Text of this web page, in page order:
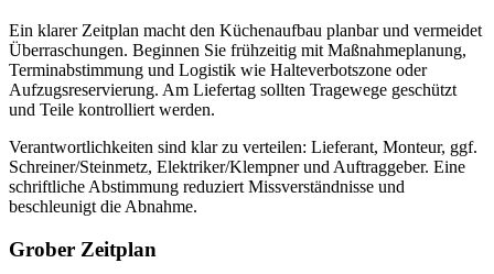
Ein klarer Zeitplan macht den Küchenaufbau planbar und vermeidet
Überraschungen. Beginnen Sie frühzeitig mit Maßnahmeplanung,
Terminabstimmung und Logistik wie Halteverbotszone oder
Aufzugsreservierung. Am Liefertag sollten Tragewege geschützt
und Teile kontrolliert werden.
Verantwortlichkeiten sind klar zu verteilen: Lieferant, Monteur, ggf.
Schreiner/Steinmetz, Elektriker/Klempner und Auftraggeber. Eine
schriftliche Abstimmung reduziert Missverständnisse und
beschleunigt die Abnahme.
Grober Zeitplan